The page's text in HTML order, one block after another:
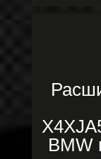
BMW